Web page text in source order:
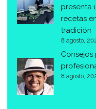
presenta
recetas
tradición
8 agosto,
8 agosto,